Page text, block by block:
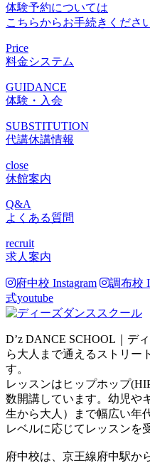
体験予約については
こちらからお手続きくださ
Price
料金システム
GUIDANCE
体験・入会
SUBSTITUTION
代講休講情報
close
休館案内
Q&A
よくある質問
recruit
求人案内
府中校 Instagram 調布校
式youtube
D’z DANCE SCHOOL｜デ
ら大人まで通えるストリー
す。
レッスンはヒップホップ
数開講しています。幼児や
生から大人）まで幅広い年
レベルに応じてレッスンを
府中校は、京王線府中駅か